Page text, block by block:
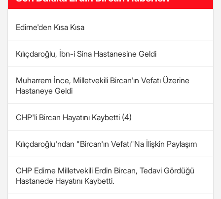
Edirne'den Kısa Kısa
Kılıçdaroğlu, İbn-i Sina Hastanesine Geldi
Muharrem İnce, Milletvekili Bircan'ın Vefatı Üzerine
Hastaneye Geldi
CHP'li Bircan Hayatını Kaybetti (4)
Kılıçdaroğlu'ndan "Bircan'ın Vefatı"Na İlişkin Paylaşım
CHP Edirne Milletvekili Erdin Bircan, Tedavi Gördüğü
Hastanede Hayatını Kaybetti.